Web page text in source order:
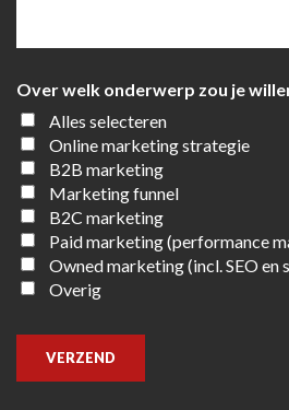
Over welk onderwerp zou je
Alles selecteren
Online marketing strategie
B2B marketing
Marketing funnel
B2C marketing
Paid marketing (performance
Owned marketing (incl. SEO en
Overig
VERZEND